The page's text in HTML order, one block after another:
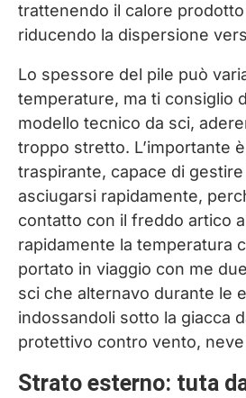
trattenendo il calore
riducendo la dispersione
Lo spessore del pile può
temperature, ma ti consiglio
modello tecnico da sci,
troppo stretto. L’importante
traspirante, capace di gestire
asciugarsi rapidamente,
contatto con il freddo artico
rapidamente la temperatura
portato in viaggio con me
sci che alternavo durante le
indossandoli sotto la giacca
protettivo contro vento,
Strato esterno: tuta